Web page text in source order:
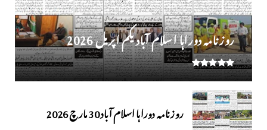
روز نامہ دوراہا اسلام آباد یکم اپریل 2026
روزنامہ دوراہا اسلام آباد 30 مارچ 2026